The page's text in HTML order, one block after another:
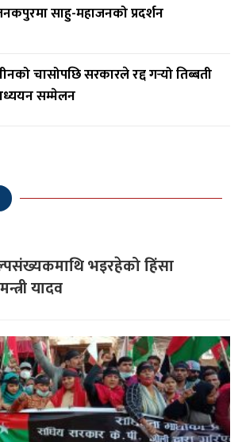
साहु-महाजनको प्रदर्शन
चासोपछि सरकारले रद्द गर्‍यो तिब्बती
सम्मेलन
भइरहेको हिंसा
यादव